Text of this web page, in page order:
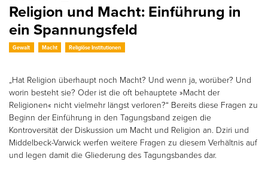
Religion und Macht: Einführung in
ein Spannungsfeld
Gewalt Macht Religiöse Institutionen
„Hat Religion überhaupt noch Macht? Und wenn ja, worüber? Und
worin besteht sie? Oder ist die oft behauptete »Macht der
Religionen« nicht vielmehr längst verloren?“ Bereits diese Fragen zu
Beginn der Einführung in den Tagungsband zeigen die
Kontroversität der Diskussion um Macht und Religion an. Dziri und
Middelbeck-Varwick werfen weitere Fragen zu diesem Verhältnis auf
und legen damit die Gliederung des Tagungsbandes dar.